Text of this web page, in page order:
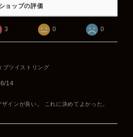
ショップの評価
3 0 0
ブツイストリング
14
インが良い。 これに決めてよかった。